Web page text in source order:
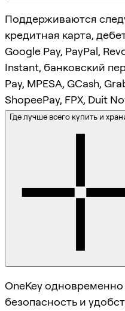
Поддерживаются
кредитная карта,
Google Pay, PayPal,
Instant, банковский
Pay, MPESA, GCash,
ShopeePay, FPX, Duit
Где лучше всего купить и
OneKey одновременно
безопасность и